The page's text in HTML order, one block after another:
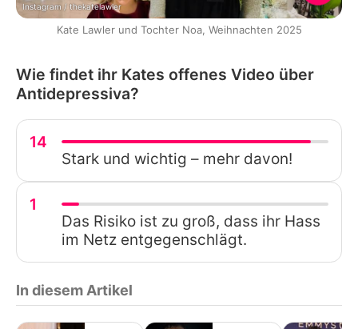
Instagram / thekatelawler
Kate Lawler und Tochter Noa, Weihnachten 2025
Wie findet ihr Kates offenes Video über
Antidepressiva?
14
Stark und wichtig – mehr davon!
1
Das Risiko ist zu groß, dass ihr Hass
im Netz entgegenschlägt.
In diesem Artikel